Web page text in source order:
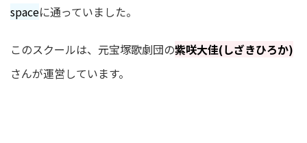
spaceに通っていました。
このスクールは、元宝塚歌劇団の紫咲大佳(しざきひろか)
さんが運営しています。